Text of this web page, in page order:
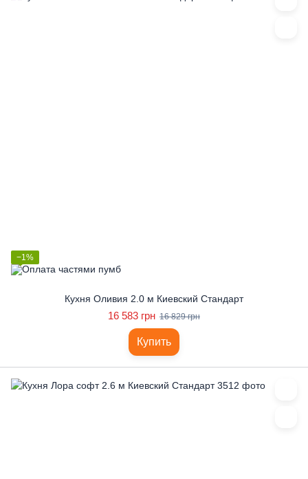
−1%
Кухня Оливия 2.0 м Киевский Стандарт
16 583 грн 16 829 грн
Купить